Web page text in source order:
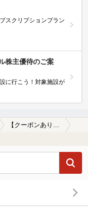
スクリプションプラン
株主優待のご案
に行こう！対象施設が
【クーポンあり】水風呂が楽しめる八千代台駅近くの温泉、日帰り温泉、スーパー銭湯おすすめ